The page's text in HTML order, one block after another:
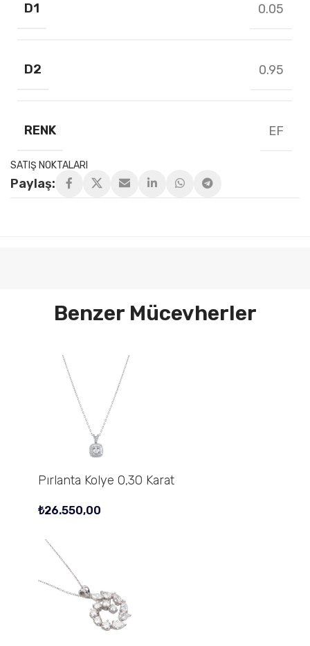
D1 0.05
D2 0.95
RENK EF
SATIŞ NOKTALARI
Paylaş:
Benzer Mücevherler
Pırlanta Kolye 0,30 Karat
₺26.550,00